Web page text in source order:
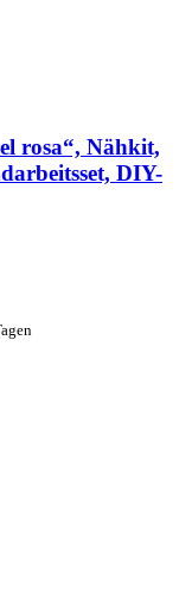
rosa“, Nähkit,
DIY-